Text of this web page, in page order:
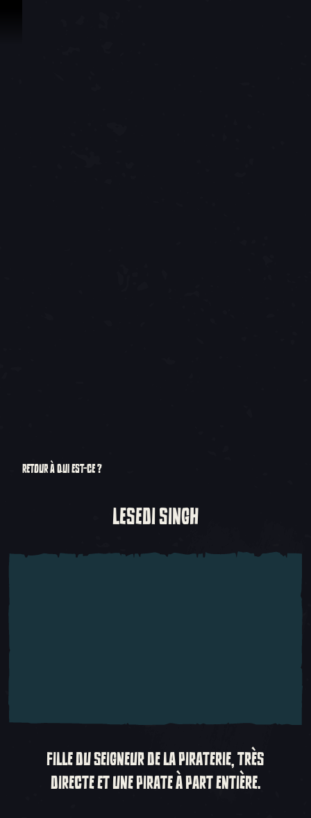
RETOUR À QUI EST-CE ?
LESEDI SINGH
FILLE DU SEIGNEUR DE LA PIRATERIE, TRÈS
DIRECTE ET UNE PIRATE À PART ENTIÈRE.